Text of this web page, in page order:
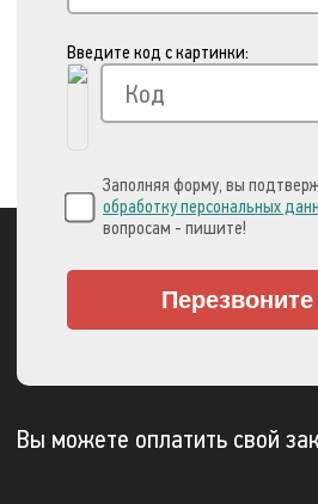
Введите код с картинки:
Заполняя форму, вы
обработку персональных
вопросам - пишите!
Вы можете оплатить свой